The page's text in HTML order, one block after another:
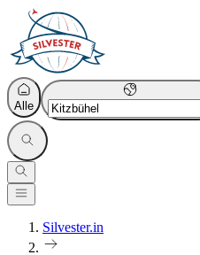
Alle
Silvester.in